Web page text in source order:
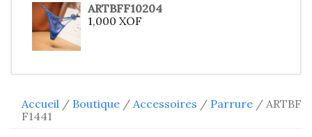
ARTBFF10204
1,000 XOF
Accueil / Boutique / Accessoires / Parrure / ARTBF
F1441